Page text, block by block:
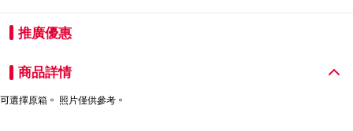
推廣優惠
商品詳情
可選擇原箱。 照片僅供參考。